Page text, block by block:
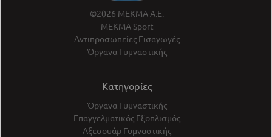
©2026 ΜΕΚΜΑ Α.Ε.
ΜΕΚΜΑ Sport
Αντιπροσωπείες Εισαγωγές
Όργανα Γυμναστικής
Κατηγορίες
Όργανα Γυμναστικής
Επαγγελματικός Εξοπλισμός
Αξεσουάρ Γυμναστικής